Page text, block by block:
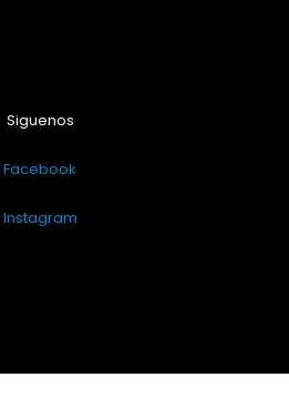
Siguenos
Facebook
Instagram